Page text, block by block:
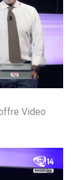
Video